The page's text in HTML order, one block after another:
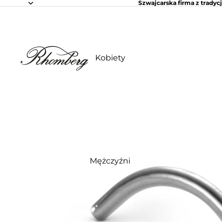
Szwajcarska firma z
Kobiety
Mężczyźni